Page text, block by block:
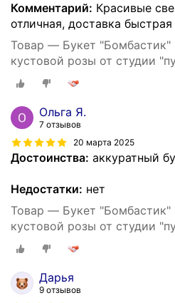
Комментарий: Красивые
отличная, доставка быстрая
Товар — Букет "Бомбастик"
кустовой розы от студии
Ольга Я.
7 отзывов
20 марта 2025
Достоинства: аккуратный
Недостатки: нет
Товар — Букет "Бомбастик"
кустовой розы от студии
Дарья
9 отзывов